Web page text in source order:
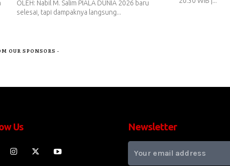
OLEH: Nabil M. Salim PIALA DUNIA 2026 baru
selesai, tapi dampaknya langsung...
OUR SPONSORS -
Us Newsletter